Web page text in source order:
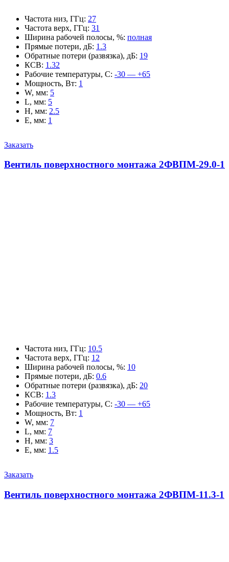
Частота низ, ГГц: 27
Частота верх, ГГц: 31
Ширина рабочей полосы, %: полная
Прямые потери, дБ: 1.3
Обратные потери (развязка), дБ: 19
КСВ: 1.32
Рабочие температуры, С: -30 — +65
Мощность, Вт: 1
W, мм: 5
L, мм: 5
H, мм: 2.5
E, мм: 1
Заказать
Вентиль поверхностного монтажа 2ФВПМ-29.0-1
Частота низ, ГГц: 10.5
Частота верх, ГГц: 12
Ширина рабочей полосы, %: 10
Прямые потери, дБ: 0.6
Обратные потери (развязка), дБ: 20
КСВ: 1.3
Рабочие температуры, С: -30 — +65
Мощность, Вт: 1
W, мм: 7
L, мм: 7
H, мм: 3
E, мм: 1.5
Заказать
Вентиль поверхностного монтажа 2ФВПМ-11.3-1